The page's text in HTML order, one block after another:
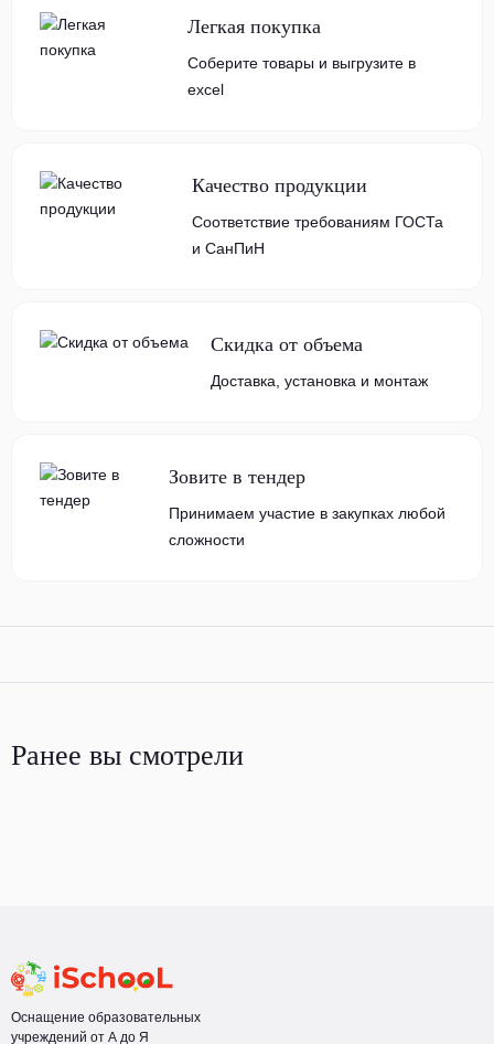
Легкая покупка
Соберите товары и выгрузите в
excel
Качество продукции
Соответствие требованиям ГОСТа
и СанПиН
Скидка от объема
Доставка, установка и монтаж
Зовите в тендер
Принимаем участие в закупках любой
сложности
Ранее вы смотрели
Оснащение образовательных
учреждений от А до Я